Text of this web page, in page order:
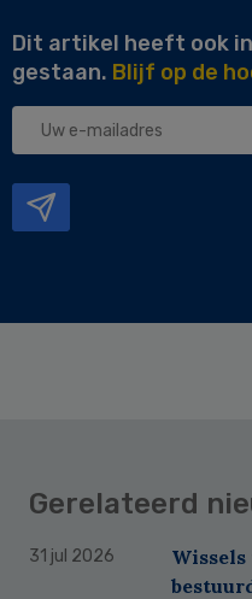
Dit artikel heeft ook
gestaan. Blijf op de
Uw
Gerelateerd
31 jul 2026
Wissels